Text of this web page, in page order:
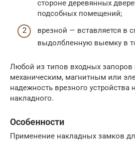
стороне деревянных
подсобных помещений;
врезной — вставляется в
выдолбленную выемку в
Любой из типов входных
механическим, магнитным или
надежность врезного
накладного.
Особенности
Применение накладных замков